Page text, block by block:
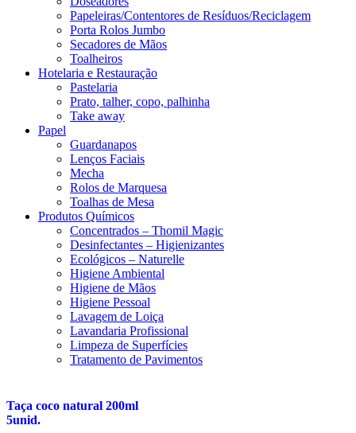
Papeleiras/Contentores de Resíduos/Reciclagem
Porta Rolos Jumbo
Secadores de Mãos
Toalheiros
Hotelaria e Restauração
Pastelaria
Prato, talher, copo, palhinha
Take away
Papel
Guardanapos
Lenços Faciais
Mecha
Rolos de Marquesa
Toalhas de Mesa
Produtos Químicos
Concentrados – Thomil Magic
Desinfectantes – Higienizantes
Ecológicos – Naturelle
Higiene Ambiental
Higiene de Mãos
Higiene Pessoal
Lavagem de Loiça
Lavandaria Profissional
Limpeza de Superfícies
Tratamento de Pavimentos
Taça coco natural 200ml
5unid.